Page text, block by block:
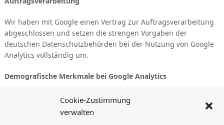
Cookie-Zustimmung
verwalten
Wir haben mit Google einen Vertrag zur Auftragsverarbeitung
abgeschlossen und setzen die strengen Vorgaben der
deutschen Datenschutzbehörden bei der Nutzung von Google
Analytics vollständig um.
Demografische Merkmale bei Google Analytics
Diese Website nutzt die Funktion „demografische Merkmale“
von Google Analytics. Dadurch können Berichte erstellt werden,